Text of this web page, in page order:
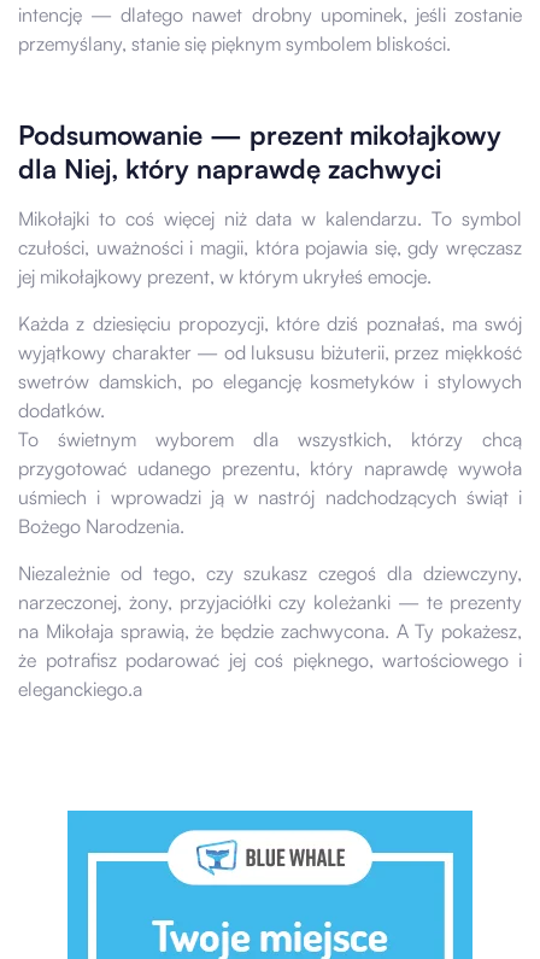
intencję — dlatego nawet drobny upominek, jeśli zostanie
przemyślany, stanie się pięknym symbolem bliskości.
Podsumowanie — prezent mikołajkowy
dla Niej, który naprawdę zachwyci
Mikołajki to coś więcej niż data w kalendarzu. To symbol
czułości, uważności i magii, która pojawia się, gdy wręczasz
jej mikołajkowy prezent, w którym ukryłeś emocje.
Każda z dziesięciu propozycji, które dziś poznałaś, ma swój
wyjątkowy charakter — od luksusu biżuterii, przez miękkość
swetrów damskich, po elegancję kosmetyków i stylowych
dodatków.
To świetnym wyborem dla wszystkich, którzy chcą
przygotować udanego prezentu, który naprawdę wywoła
uśmiech i wprowadzi ją w nastrój nadchodzących świąt i
Bożego Narodzenia.
Niezależnie od tego, czy szukasz czegoś dla dziewczyny,
narzeczonej, żony, przyjaciółki czy koleżanki — te prezenty
na Mikołaja sprawią, że będzie zachwycona. A Ty pokażesz,
że potrafisz podarować jej coś pięknego, wartościowego i
eleganckiego.a